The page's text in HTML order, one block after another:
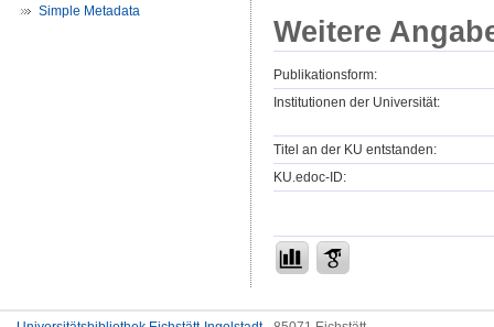
Simple Metadata
Weitere
Publikationsform:
Institutionen der Universität:
Titel an der KU entstanden:
KU.edoc-ID: